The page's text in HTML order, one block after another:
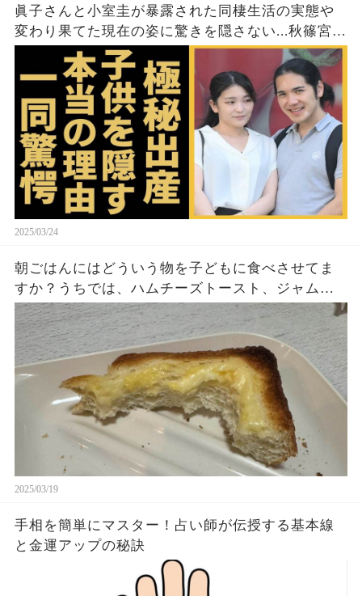
眞子さんと小室圭が暴露された同棲生活の実態や
変わり果てた現在の姿に驚きを隠さない...秋篠宮家
の長女がアメリカで極秘出産の真相や暴露された
ヤバいO癖に言葉を失う...
2025/03/24
朝ごはんにはどういう物を子どもに食べさせてま
すか？うちでは、ハムチーズトースト、ジャムト
ースト、ピーナッツバタートーストをよく作りま
す。やっぱこんなんダメよね…
2025/03/19
手相を簡単にマスター！占い師が伝授する基本線
と金運アップの秘訣